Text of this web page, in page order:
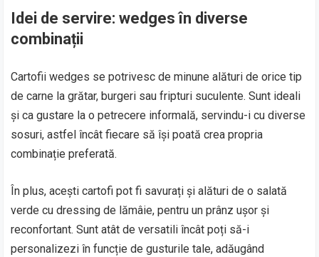
Idei de servire: wedges în diverse
combinații
Cartofii wedges se potrivesc de minune alături de orice tip
de carne la grătar, burgeri sau fripturi suculente. Sunt ideali
și ca gustare la o petrecere informală, servindu-i cu diverse
sosuri, astfel încât fiecare să își poată crea propria
combinație preferată.
În plus, acești cartofi pot fi savurați și alături de o salată
verde cu dressing de lămâie, pentru un prânz ușor și
reconfortant. Sunt atât de versatili încât poți să-i
personalizezi în funcție de gusturile tale, adăugând